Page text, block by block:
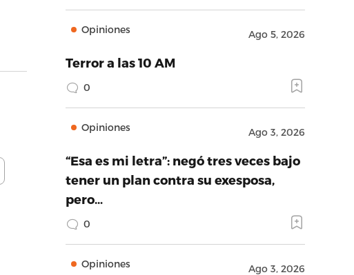
Opiniones Ago 5, 2026
Terror a las 10 AM
0
Opiniones Ago 3, 2026
“Esa es mi letra”: negó tres veces bajo
tener un plan contra su exesposa,
pero…
0
Opiniones Ago 3, 2026